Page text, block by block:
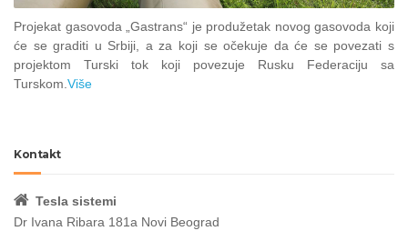
Projekat gasovoda „Gastrans“ je produžetak novog gasovoda koji
će se graditi u Srbiji, a za koji se očekuje da će se povezati s
projektom Turski tok koji povezuje Rusku Federaciju sa
Turskom. Više
Kontakt
Tesla sistemi
Dr Ivana Ribara 181a Novi Beograd